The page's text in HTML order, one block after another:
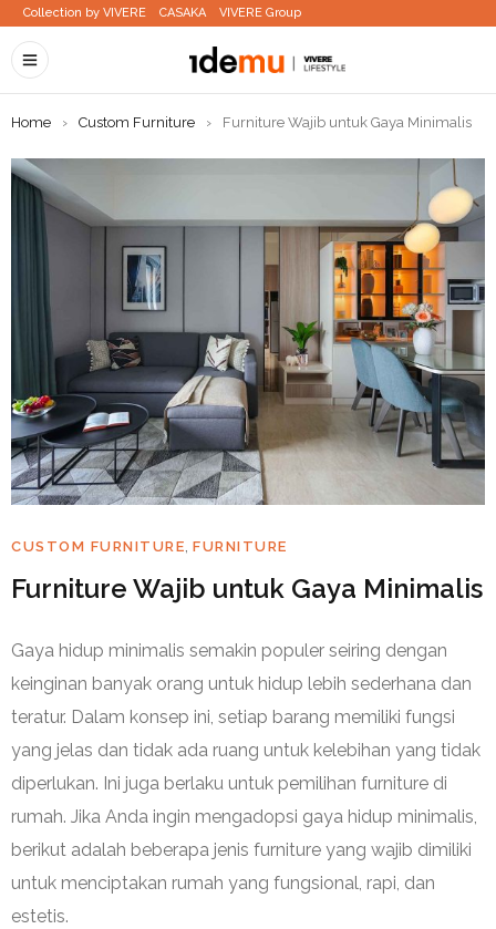
Collection by VIVERE CASAKA VIVERE Group
Home › Custom Furniture › Furniture Wajib untuk Gaya Minimalis
CUSTOM FURNITURE, FURNITURE
Furniture Wajib untuk Gaya Minimalis
Gaya hidup minimalis semakin populer seiring dengan
keinginan banyak orang untuk hidup lebih sederhana dan
teratur. Dalam konsep ini, setiap barang memiliki fungsi
yang jelas dan tidak ada ruang untuk kelebihan yang tidak
diperlukan. Ini juga berlaku untuk pemilihan furniture di
rumah. Jika Anda ingin mengadopsi gaya hidup minimalis,
berikut adalah beberapa jenis furniture yang wajib dimiliki
untuk menciptakan rumah yang fungsional, rapi, dan
estetis.